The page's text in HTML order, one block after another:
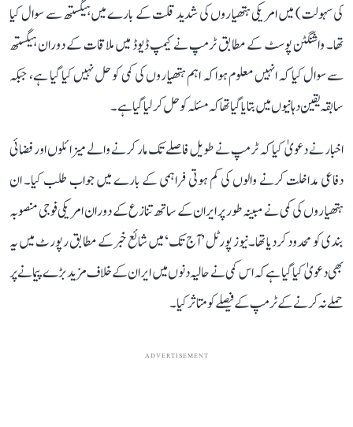
کی سہولت) میں امریکی ہتھیاروں کی شدید قلت کے بارے میں ہیگستھ سے سوال کیا
تھا۔ واشنگٹن پوسٹ کے مطابق ٹرمپ نے کیمپ ڈیوڈ میں ملاقات کے دوران ہیگستھ
سے سوال کیا کہ انہیں معلوم ہوا کہ اہم ہتھیاروں کی کمی کو حل نہیں کیا گیا ہے، جبکہ
سابقہ ​​یقین دہانیوں میں بتا یا گیا تھا کہ مسئلہ کو حل کر لیا گیا ہے۔
اخبار نے دعویٰ کیا کہ ٹرمپ نے طویل فاصلے تک مار کرنے والے میزائلوں اور فضائی
دفاعی مداخلت کرنے والوں کی کم ہوتی فراہمی کے بارے میں جواب طلب کیا۔ ان
ہتھیاروں کی کمی نے مبینہ طور پر ایران کے ساتھ تنازع کے دوران امریکی فوجی منصوبہ
بندی کو محدود کر دیا تھا۔نیوز پورٹل ’آج تک‘ میں شائع خبر کے مطابق رپورٹ میں یہ
بھی دعویٰ کیا گیا ہے کہ اس کمی نے حالیہ دنوں میں ایران کے خلاف مزید بڑے پیمانے پر
حملے نہ کرنے کے ٹرمپ کے فیصلے کو متاثر کیا۔
ADVERTISEMENT